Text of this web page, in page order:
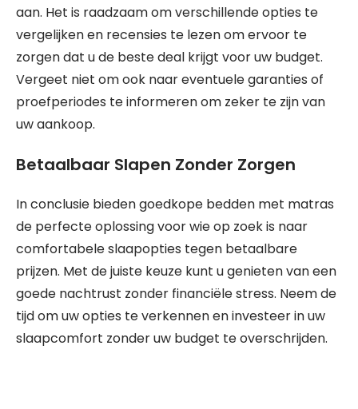
aan. Het is raadzaam om verschillende opties te
vergelijken en recensies te lezen om ervoor te
zorgen dat u de beste deal krijgt voor uw budget.
Vergeet niet om ook naar eventuele garanties of
proefperiodes te informeren om zeker te zijn van
uw aankoop.
Betaalbaar Slapen Zonder Zorgen
In conclusie bieden goedkope bedden met matras
de perfecte oplossing voor wie op zoek is naar
comfortabele slaapopties tegen betaalbare
prijzen. Met de juiste keuze kunt u genieten van een
goede nachtrust zonder financiële stress. Neem de
tijd om uw opties te verkennen en investeer in uw
slaapcomfort zonder uw budget te overschrijden.